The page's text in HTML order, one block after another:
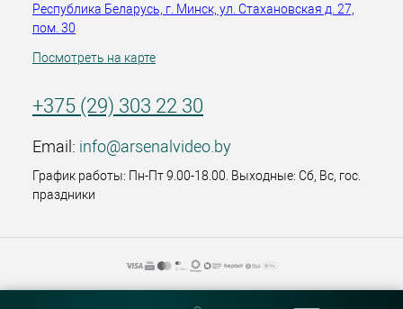
Республика Беларусь, г. Минск, ул. Стахановская д. 27,
пом. 30
Посмотреть на карте
+375 (29) 303 22 30
Email: info@arsenalvideo.by
График работы: Пн-Пт 9.00-18.00. Выходные: Сб, Вс, гос.
праздники